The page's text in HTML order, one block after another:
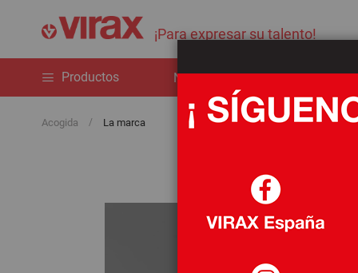
¡Para expresar su talento!
Productos Novedades La marca
Acogida La marca